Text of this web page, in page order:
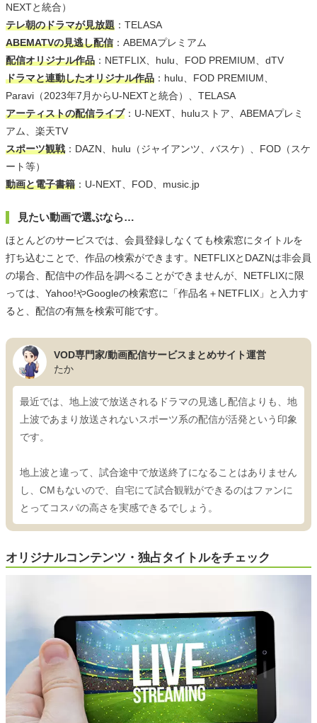
NEXTと統合）
テレ朝のドラマが見放題 ：TELASA
ABEMATVの見逃し配信 ：ABEMAプレミアム
配信オリジナル作品 ：NETFLIX、hulu、FOD PREMIUM、dTV
ドラマと連動したオリジナル作品 ：hulu、FOD PREMIUM、
Paravi（2023年7月からU-NEXTと統合）、TELASA
アーティストの配信ライブ：U-NEXT、huluストア、ABEMAプレミ
アム、楽天TV
スポーツ観戦 ：DAZN、hulu（ジャイアンツ、バスケ）、FOD（スケ
ート等）
動画と電子書籍 ：U-NEXT、FOD、music.jp
見たい動画で選ぶなら…
ほとんどのサービスでは、会員登録しなくても検索窓にタイトルを
打ち込むことで、作品の検索ができます。NETFLIXとDAZNは非会員
の場合、配信中の作品を調べることができませんが、NETFLIXに限
っては、Yahoo!やGoogleの検索窓に「作品名＋NETFLIX」と入力す
ると、配信の有無を検索可能です。
VOD専門家/動画配信サービスまとめサイト運営
たか
最近では、地上波で放送されるドラマの見逃し配信よりも、地
上波であまり放送されないスポーツ系の配信が活発という印象
です。
地上波と違って、試合途中で放送終了になることはありません
し、CMもないので、自宅にて試合観戦ができるのはファンに
とってコスパの高さを実感できるでしょう。
オリジナルコンテンツ・独占タイトルをチェック